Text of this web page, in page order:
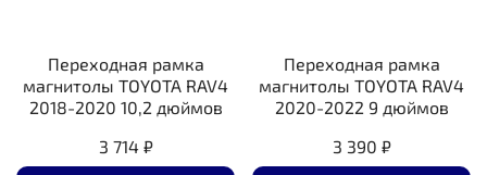
Переходная рамка
магнитолы TOYOTA RAV4
2018-2020 10,2 дюймов
3 714 ₽
Переходная рамка
магнитолы TOYOTA RAV4
2020-2022 9 дюймов
3 390 ₽